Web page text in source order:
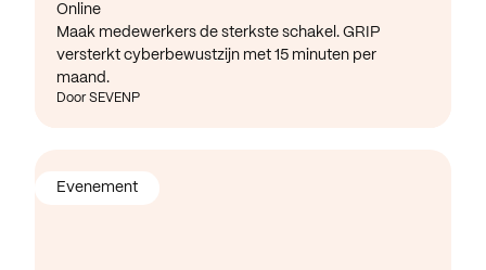
Online
Maak medewerkers de sterkste schakel. GRIP
versterkt cyberbewustzijn met 15 minuten per
maand.
Door SEVENP
Evenement